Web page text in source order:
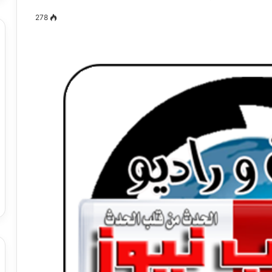
278
الدين …. يكتب
القرن 21
سيف
الدين
جديدمصطفى كامل سيف الدين …. يكتب
ميلاد جديد